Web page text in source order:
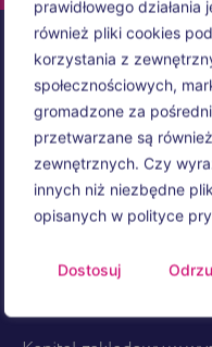
prawidłowego
również pliki cookies
korzystania z
społecznościowych,
gromadzone za
przetwarzane są
zewnętrznych. Czy
innych niż niezbędne
opisanych w polityce
Dostosuj
KONTAKT
EBS S.A.
ul. Postępu 21,
02-676 Warszawa
+48 732 606 060
poczta@ebssa.pl
KRS: 0000347462
NIP: 526-23-16-161
Instagram